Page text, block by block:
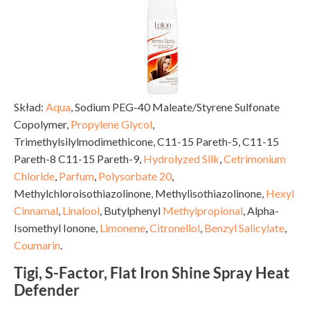
Skład: Aqua , Sodium PEG-40 Maleate/Styrene Sulfonate
Copolymer, Propylene Glycol
Trimethylsilylmodimethicone, C11-15 Pareth-5, C11-15
Pareth-8 C11-15 Pareth-9, Hydrolyzed Silk Cetrimonium
Chloride Parfum Polysorbate 20
Methylchloroisothiazolinone, Methylisothiazolinone, Hexyl
Cinnamal Linalool , Butylphenyl Methylpropional , Alpha-
Isomethyl Ionone, Limonene Citronellol Benzyl Salicylate
Coumarin
Tigi, S-Factor, Flat Iron Shine Spray Heat
Defender